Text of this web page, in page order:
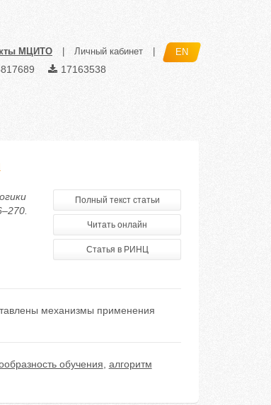
МЦИТО Личный кабинет EN
17163538
Полный текст статьи
Читать онлайн
Статья в РИНЦ
механизмы применения
обучения алгоритм